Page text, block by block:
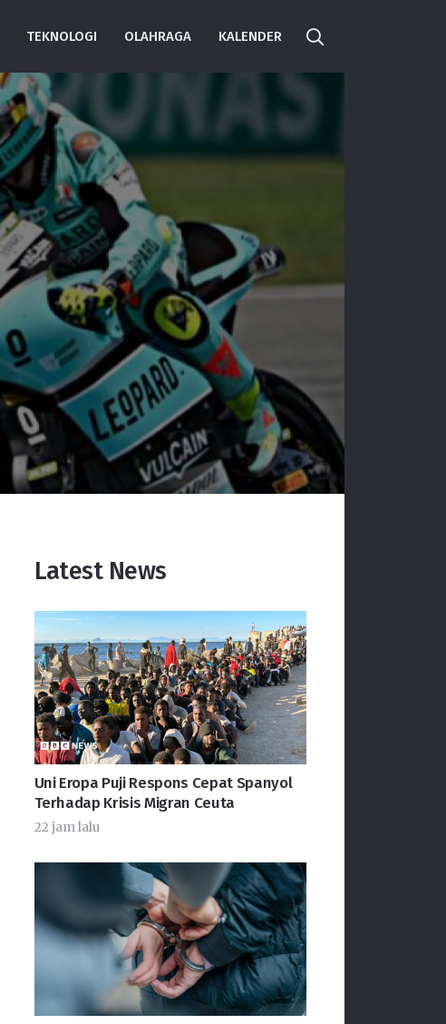
TEKNOLOGI OLAHRAGA KALENDER
Latest News
Uni Eropa Puji Respons Cepat Spanyol
Terhadap Krisis Migran Ceuta
22 jam lalu